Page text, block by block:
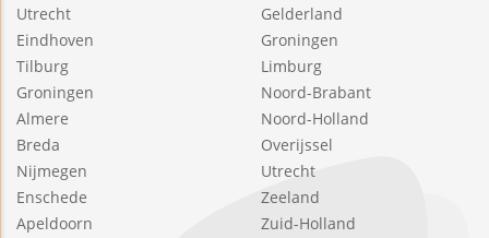
Utrecht
Eindhoven
Tilburg
Groningen
Almere
Breda
Nijmegen
Enschede
Apeldoorn
Gelderland
Groningen
Limburg
Noord-Brabant
Noord-Holland
Overijssel
Utrecht
Zeeland
Zuid-Holland